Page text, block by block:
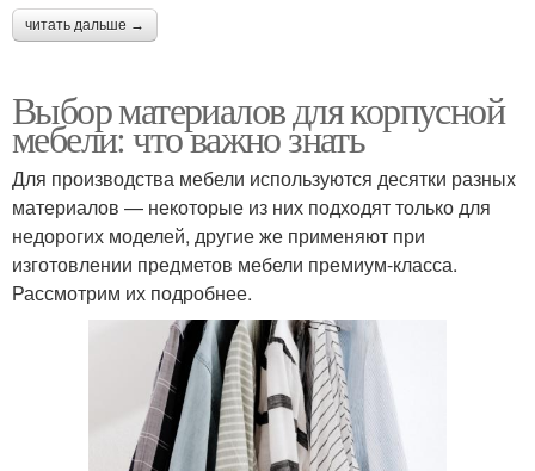
читать дальше →
Выбор материалов для корпусной
мебели: что важно знать
Для производства мебели используются десятки разных
материалов — некоторые из них подходят только для
недорогих моделей, другие же применяют при
изготовлении предметов мебели премиум-класса.
Рассмотрим их подробнее.